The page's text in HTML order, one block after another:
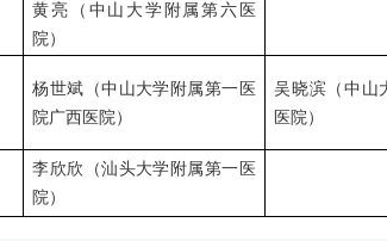
黄亮（中山大学附属第六医
院）
杨世斌（中山大学附属第一医
院广西医院）
吴晓滨（中山
医院）
李欣欣（汕头大学附属第一医
院）